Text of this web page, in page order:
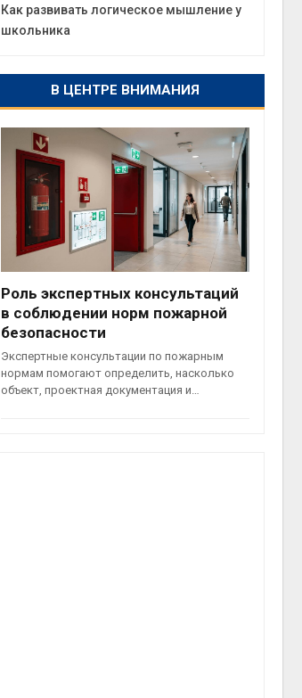
Как развивать логическое мышление у
школьника
В ЦЕНТРЕ ВНИМАНИЯ
Роль экспертных консультаций
в соблюдении норм пожарной
безопасности
Экспертные консультации по пожарным
нормам помогают определить, насколько
объект, проектная документация и…